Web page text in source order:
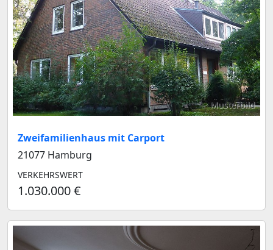
Musterbild
Zweifamilienhaus mit Carport
21077 Hamburg
VERKEHRSWERT
1.030.000 €